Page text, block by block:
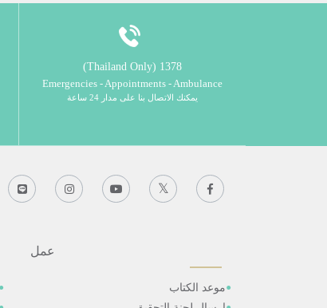
1378 (Thailand Only)
Emergencies - Appointments - Ambulance
يمكنك الاتصال بنا على مدار 24 ساعة
عمل
موعد الكتاب